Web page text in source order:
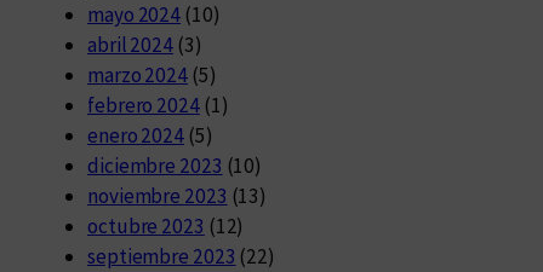
mayo 2024 (10)
abril 2024 (3)
marzo 2024 (5)
febrero 2024(1)
enero 2024 (5)
diciembre 2023 (10)
noviembre 2023 (13)
octubre 2023 (12)
septiembre 2023 (22)